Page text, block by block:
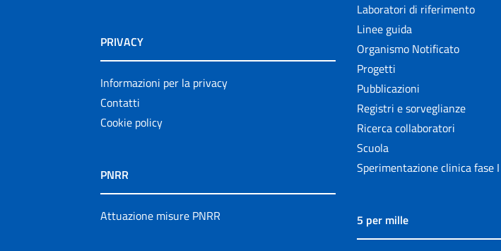
PRIVACY
Informazioni per la privacy
Contatti
Cookie policy
PNRR
Attuazione misure PNRR
Laboratori di riferimento
Linee guida
Organismo Notificato
Progetti
Pubblicazioni
Registri e sorveglianze
Ricerca collaboratori
Scuola
Sperimentazione clinica fase I
5 per mille